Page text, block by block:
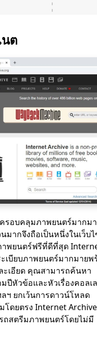
นต
ครอบคลุมภาพยนตร์มากมา
มากจึงถือเป็นหนึ่งในเว็บ
พยนตร์ฟรีที่ดีที่สุด
เบียบภาพยนตร์มากมายพ
ะเอียด คุณสามารถค้นหา
ปีหัวข้อและหัวเรื่องคอลเ
ฯ ยกเว้นการดาวน์โหลด
โดยตรง Internet
สตรีมภาพยนตร์โดยไม่มี